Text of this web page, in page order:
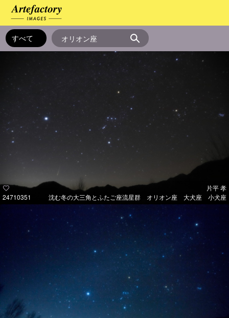
24710351
片平 孝
沈む冬の大三角とふたご座流星群 オリオン座 大犬座 小犬座